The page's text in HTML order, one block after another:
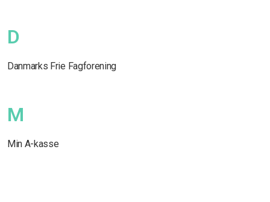
D
Danmarks Frie Fagforening
M
Min A-kasse